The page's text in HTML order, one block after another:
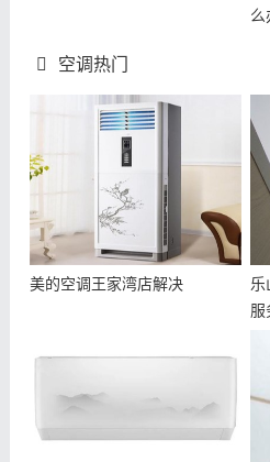
么
空调热门
美的空调王家湾店解决
乐
服